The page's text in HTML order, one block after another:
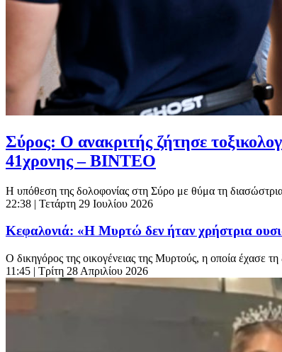
Σύρος: Ο ανακριτής ζήτησε
41χρονης – ΒΙΝΤΕΟ
Η υπόθεση της δολοφονίας στη Σύρο με θύμα τη
22:38 | Τετάρτη 29 Ιουλίου 2026
Κεφαλονιά: «Η Μυρτώ δεν ήταν χρήστρια
Ο δικηγόρος της οικογένειας της Μυρτούς, η οποία έχασε
11:45 | Τρίτη 28 Απριλίου 2026